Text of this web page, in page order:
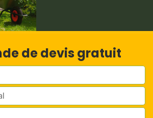
de devis gratuit